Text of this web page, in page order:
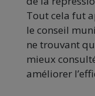
Tout cela fut
le conseil
ne trouvant
mieux
améliorer